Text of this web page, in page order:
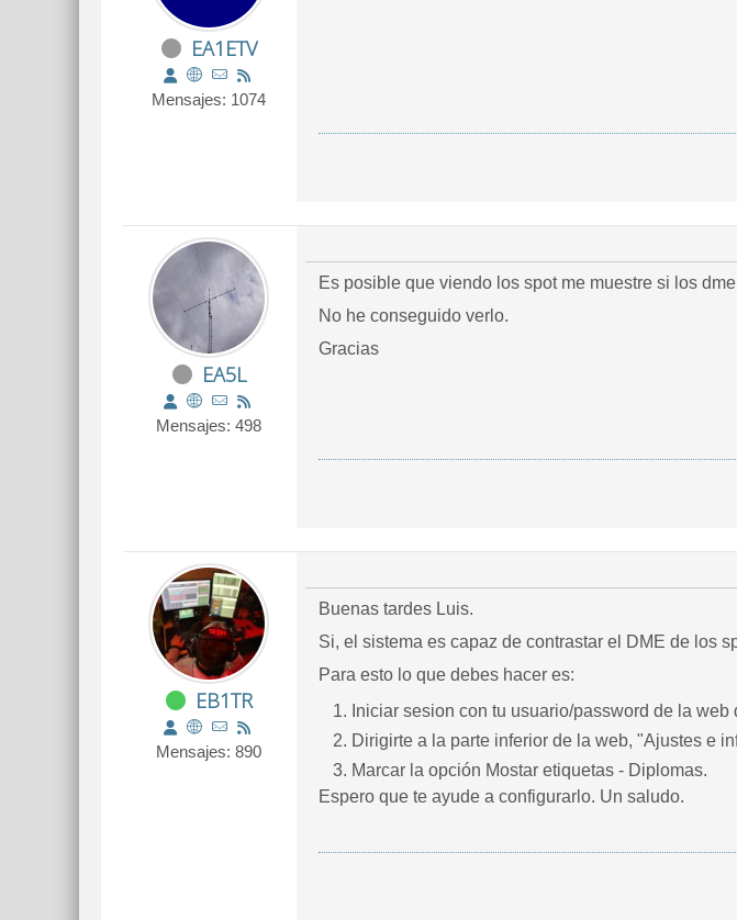
EA1ETV
Mensajes: 1074
EA5L
Mensajes: 498
Es posible que viendo los spot me muestre si los
No he conseguido verlo.
Gracias
EB1TR
Mensajes: 890
Buenas tardes Luis.
Si, el sistema es capaz de contrastar el DME de los
Para esto lo que debes hacer es:
Iniciar sesion con tu usuario/password de la web
Dirigirte a la parte inferior de la web, "Ajustes e
Marcar la opción Mostar etiquetas - Diplomas.
Espero que te ayude a configurarlo. Un saludo.